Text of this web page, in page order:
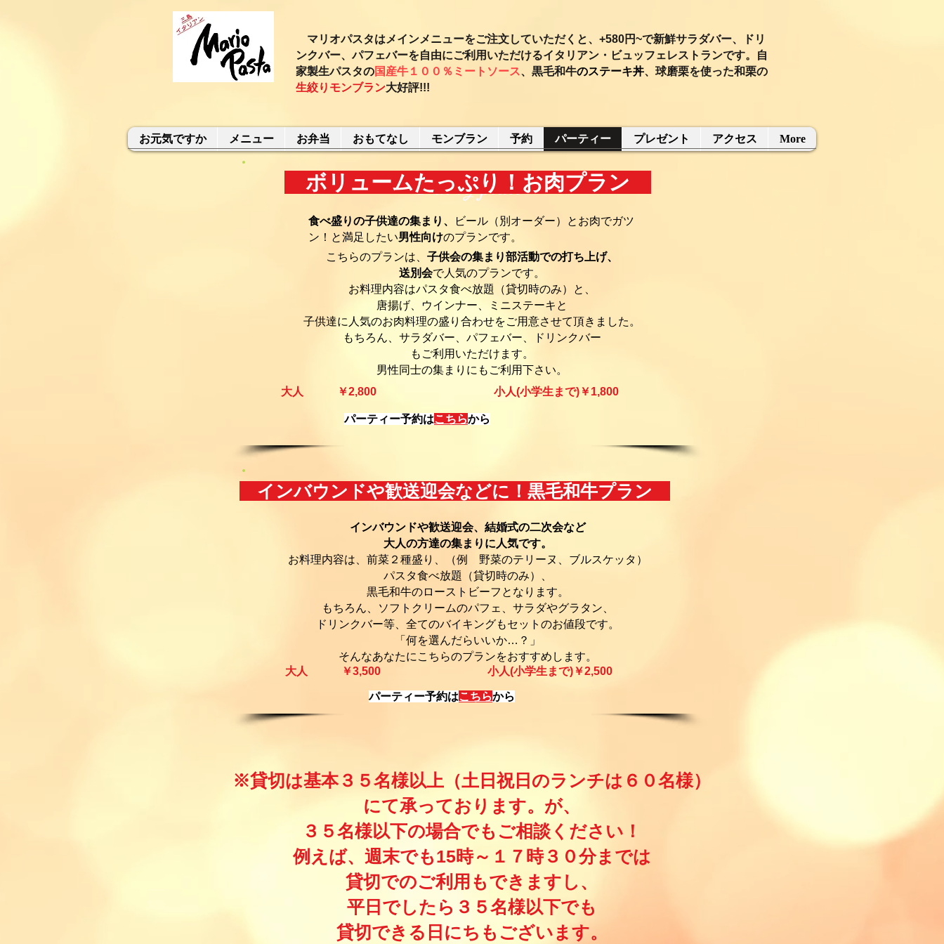
マリオパスタはメインメニューをご注文していただくと、+580円~で新鮮サラダバー、ドリ
ンクバー、パフェバーを自由にご利用いただけるイタリアン・ビュッフェレストランです。自
家製生パスタの国産牛１００％ミートソース、黒毛和牛のステーキ丼、球磨栗を使った和栗の
生絞りモンブラン大好評!!!
お元気ですか メニュー お弁当 おもてなし モンブラン 予約 パーティー プレゼント アクセス More
Party plan
ボリュームたっぷり！お肉プラン
食べ盛りの子供達の集まり、
ビール（別オーダー）とお肉でガツ
ン！と満足したい男性向けのプランです。
こちらのプランは、 子供会の集まり部活動での打ち上げ、
送別会で人気のプランです。
お料理内容はパスタ食べ放題（貸切時のみ）と、
唐揚げ、ウインナー、ミニステーキと
子供達に人気のお肉料理の盛り合わせをご用意させて頂きました。
もちろん、サラダバー、パフェバー、ドリンクバー
もご利用いただけます。
男性同士の集まりにもご利用下さい。
大人 ￥2,800​
小人(小学生まで)￥1,800​
​パーティー予約はこちらから
インバウンドや歓送迎会などに！黒毛和牛プラン
インバウンドや歓送迎会、結婚式の二次会など
大人の方達の集まりに人気です。
お料理内容は、前菜２種盛り、（例 野菜のテリーヌ、ブルスケッタ）
パスタ食べ放題（貸切時のみ）、
黒毛和牛のローストビーフとなります。
もちろん、ソフトクリームのパフェ、サラダやグラタン、
ドリンクバー等、全てのバイキングもセットのお値段です。
「何を選んだらいいか…？」
そんなあなたにこちらのプランをおすすめします。
大人 ￥3,500​
小人(小学生まで)￥2,500​
​パーティー予約はこちらから
※貸切は基本３５名様以上（土日祝日のランチは６０名様）
にて承っております。が、
３５名様以下の場合でもご相談ください！
例えば、週末でも15時～１７時３０分までは
貸切でのご利用もできますし、
平日でしたら３５名様以下でも
​貸切できる日にちもございます。